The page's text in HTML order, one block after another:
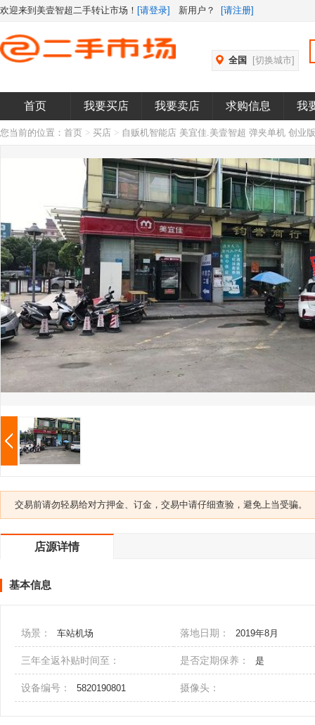
欢迎来到美壹智超二手转让市场！ [请登录] 新用户？ [请注册]
全国 [切换城市]
首页 我要买店 我要卖店 求购信息 我
您当前的位置： 首页 > 买店 > 自贩机智能店 美宜佳.美壹智超 弹夹单机 创业版
交易前请勿轻易给对方押金、订金，交易中请仔细查验，避免上当受骗。
店源详情
基本信息
场景： 车站机场 落地日期： 2019年8月
三年全返补贴时间至： 是否定期保养： 是
设备编号： 5820190801 摄像头：